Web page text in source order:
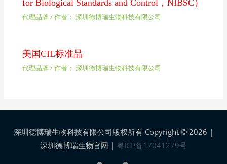
for Biological Standards and Control，NIBSC）
代理品牌/ 作者： 深圳德博瑞生物科技有限公司
美国CIL标准品
代理品牌/ 作者： 深圳德博瑞生物科技有限公司
深圳德博瑞生物科技有限公司版权所有 Copyright © 2026 |
深圳德博瑞生物官网 | 粤ICP备17041279号